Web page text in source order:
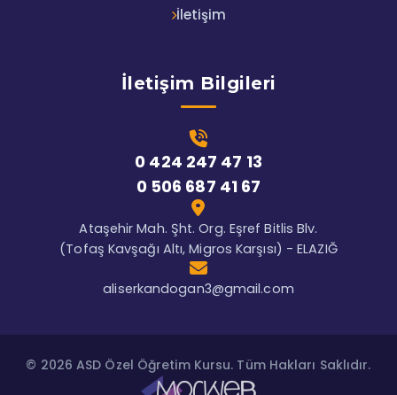
İletişim
İletişim Bilgileri
0 424 247 47 13
0 506 687 41 67
Ataşehir Mah. Şht. Org. Eşref Bitlis Blv.
(Tofaş Kavşağı Altı, Migros Karşısı) - ELAZIĞ
aliserkandogan3@gmail.com
© 2026 ASD Özel Öğretim Kursu. Tüm Hakları Saklıdır.